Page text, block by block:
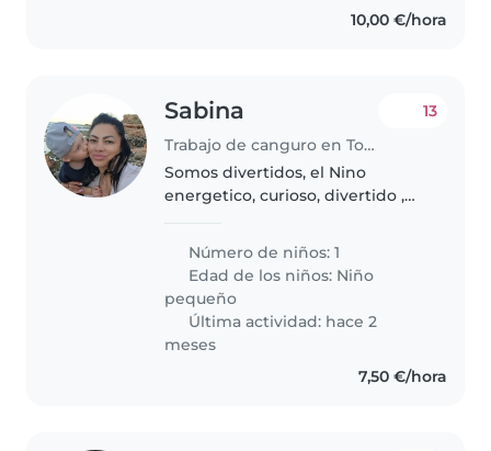
10,00 €/hora
Sabina
Trabajo de canguro en Torrevieja
13
Somos divertidos, el Nino
energetico, curioso, divertido ,
Número de niños: 1
Edad de los niños: Niño
pequeño
Última actividad: hace 2
meses
7,50 €/hora